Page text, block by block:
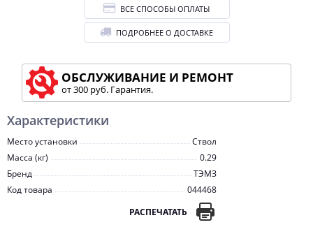
Характеристики
Место установки
Ствол
Масса (кг)
0.29
Бренд
ТЭМЗ
Код товара
044468
РАСПЕЧАТАТЬ
ВСЕ СПОСОБЫ ОПЛАТЫ
ПОДРОБНЕЕ О ДОСТАВКЕ
ОБСЛУЖИВАНИЕ И РЕМОНТ
от 300 руб. Гарантия.